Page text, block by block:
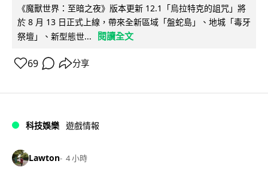
《魔獸世界：至暗之夜》版本更新 12.1「烏拉特克的詛咒」將
於 8 月 13 日正式上線，帶來全新區域「盤蛇島」、地城「毒牙
祭壇」、新型態世...
閱讀全文
69 分享
科技娛樂 遊戲情報
Lawton 4 小時